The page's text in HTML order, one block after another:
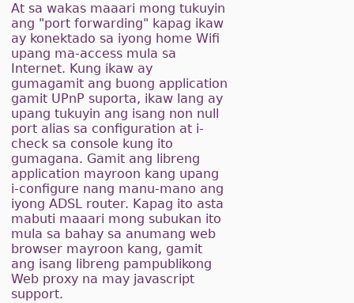
At sa wakas maaari mong tukuyin
ang "port forwarding" kapag ikaw
ay konektado sa iyong home Wifi
upang ma-access mula sa
Internet. Kung ikaw ay
gumagamit ang buong application
gamit UPnP suporta, ikaw lang ay
upang tukuyin ang isang non null
port alias sa configuration at i-
check sa console kung ito
gumagana. Gamit ang libreng
application mayroon kang upang
i-configure nang manu-mano ang
iyong ADSL router. Kapag ito asta
mabuti maaari mong subukan ito
mula sa bahay sa anumang web
browser mayroon kang, gamit
ang isang libreng pampublikong
Web proxy na may javascript
support.